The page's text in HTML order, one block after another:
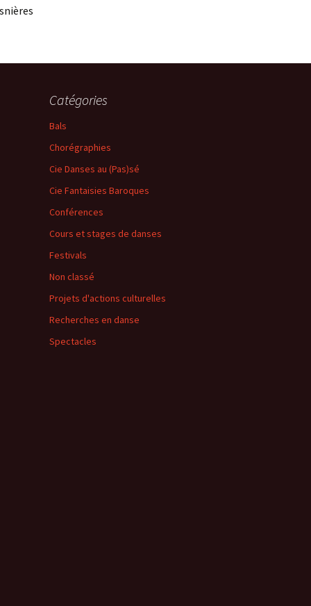
Catégories
Bals
Chorégraphies
Cie Danses au (Pas)sé
Cie Fantaisies Baroques
Conférences
Cours et stages de danses
Festivals
Non classé
Projets d'actions culturelles
Recherches en danse
Spectacles